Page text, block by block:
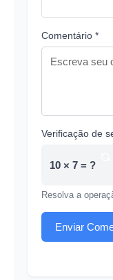
Comentário *
Verificação de
10 × 7 = ?
Resolva a
Enviar